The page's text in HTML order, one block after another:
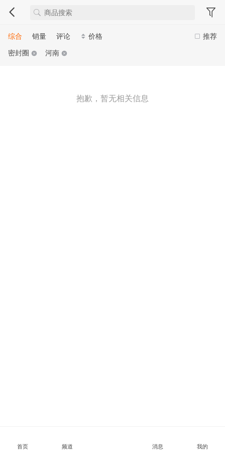
推荐
综合 销量 评论
价格
密封圈
河南
抱歉，暂无相关信息
首页 频道 消息 我的